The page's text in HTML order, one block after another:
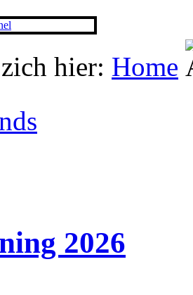
hier: Home
2026